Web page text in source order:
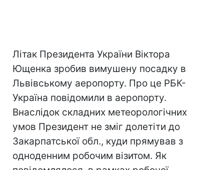
Літак Президента України Віктора
Ющенка зробив вимушену посадку в
Львівському аеропорту. Про це РБК-
Україна повідомили в аеропорту.
Внаслідок складних метеорологічних
умов Президент не зміг долетіти до
Закарпатської обл., куди прямував з
одноденним робочим візитом. Як